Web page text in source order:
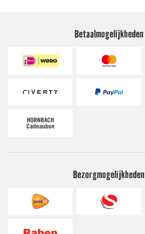
Betaalmogelijkheden
Bezorgmogelijkheden